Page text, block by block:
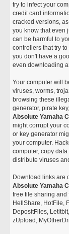
try to infect your
credit card
cracked versions,
you know that even
can be harmful to
controllers that try
you don't have a
even downloading
Your computer will
viruses, worms,
browsing these
generator, pirate
Absolute Yamaha
might corrupt your
or key generator
your computer.
computer, copy
distribute viruses
Download links are
Absolute Yamaha
free file sharing
HellShare, HotFile,
DepositFiles,
zUpload,